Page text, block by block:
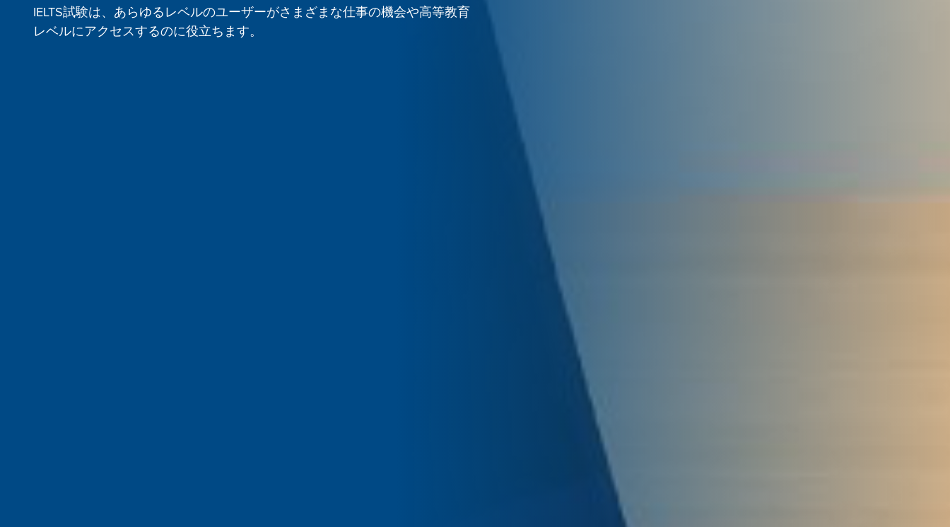
IELTS試験は、あらゆるレベルのユーザーがさまざまな仕事の機会や高等教育
レベルにアクセスするのに役立ちます。